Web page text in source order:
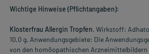
Wichtige Hinweise (Pflichtangaben):
Klosterfrau Allergin Tropfen. Wirkstoff:
10,0 g. Anwendungsgebiete: Die
von den homöopathischen Arzneimittelbildern